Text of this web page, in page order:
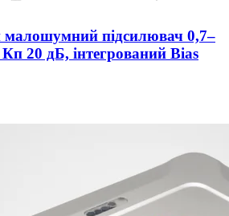
підсилювач 0,7–
20 дБ, інтегрований Bias